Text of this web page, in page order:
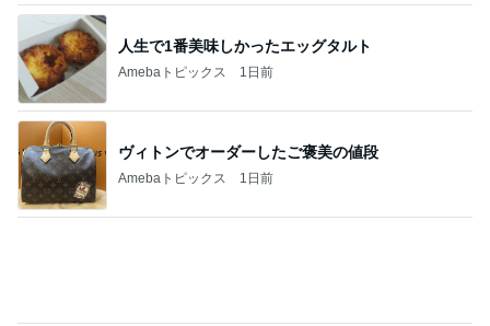
人生で1番美味しかったエッグタルト
Amebaトピックス 1日前
ヴィトンでオーダーしたご褒美の値段
Amebaトピックス 1日前